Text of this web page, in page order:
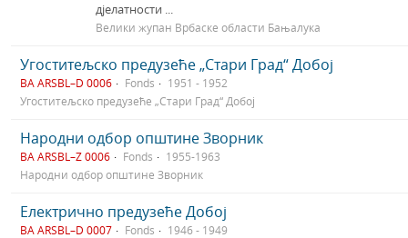
дјелатности ...
Велики жупан Врбаске области Бањалука
Угоститељско предузеће „Стари Град“ Добој
BA ARSBL–D 0006 Fonds
1951 - 1952
Угоститељско предузеће „Стари Град“ Добој
Народни одбор општине Зворник
BA ARSBL–Z 0006 Fonds
1955-1963
Народни одбор општине Зворник
Електрично предузеће Добој
BA ARSBL–D 0007 Fonds
1946 - 1949